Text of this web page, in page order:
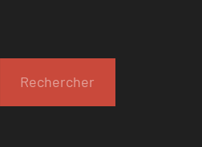
Rechercher